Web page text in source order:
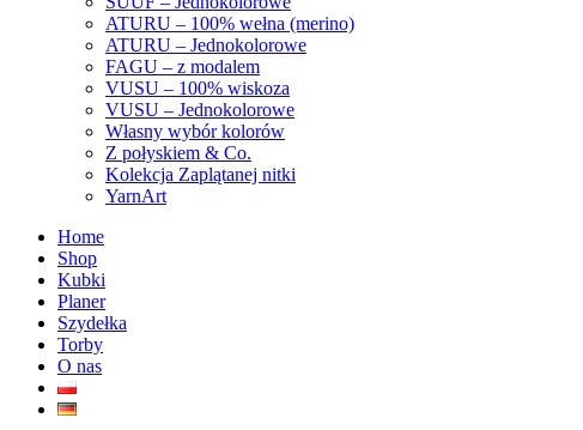
ATURU – 100% wełna (merino)
ATURU – Jednokolorowe
FAGU – z modalem
VUSU – 100% wiskoza
VUSU – Jednokolorowe
Własny wybór kolorów
Z połyskiem & Co.
Kolekcja Zaplątanej nitki
YarnArt
Home
Shop
Kubki
Planer
Szydełka
Torby
O nas